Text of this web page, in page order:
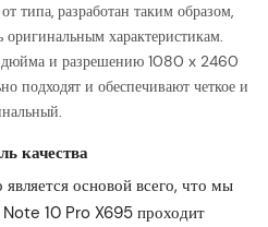
типа, разработан таким образом,
оригинальным характеристикам.
дюйма и разрешению 1080 x 2460
подходят и обеспечивают четкое и
качества
основой всего, что мы
10 Pro X695 проходит